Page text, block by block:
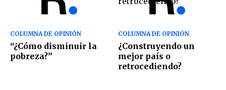
COLUMNA DE OPINIÓN
“¿Cómo disminuir la
pobreza?”
COLUMNA DE OPINIÓN
¿Construyendo un
mejor país o
retrocediendo?